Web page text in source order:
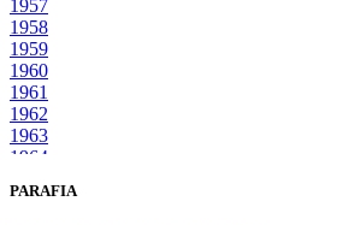
1957
1958
1959
1960
1961
1962
1963
1964
1966
PARAFIA